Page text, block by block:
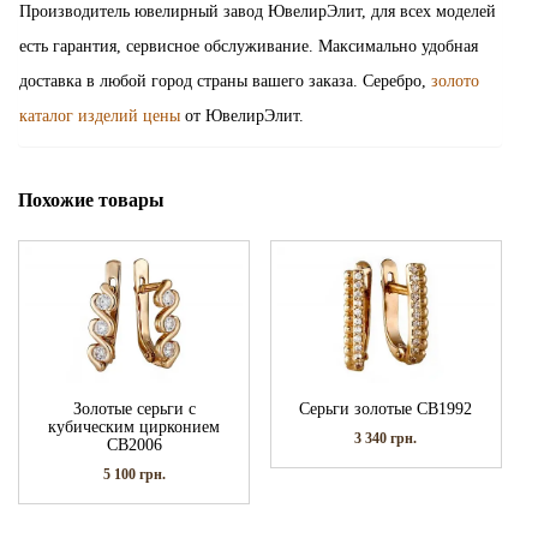
Производитель ювелирный завод ЮвелирЭлит, для всех моделей
есть гарантия, сервисное обслуживание. Максимально удобная
доставка в любой город страны вашего заказа. Серебро, золото
каталог изделий цены от ЮвелирЭлит.
Похожие товары
Золотые серьги с
кубическим цирконием
СВ2006
5 100 грн.
Серьги золотые СВ1992
3 340грн.